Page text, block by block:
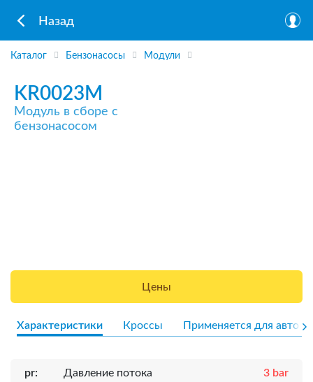
Назад
Каталог Бензонасосы Модули
KR0023M
Модуль в сборе с
бензонасосом
Цены
Характеристики Кроссы Применяется для авто
pr: Давление потока 3 bar